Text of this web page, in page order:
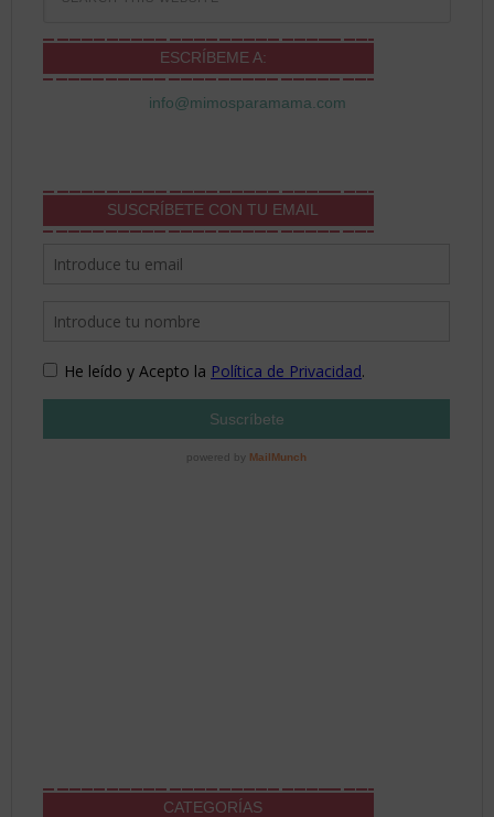
ESCRÍBEME A:
info@mimosparamama.com
SUSCRÍBETE CON TU EMAIL
CATEGORÍAS